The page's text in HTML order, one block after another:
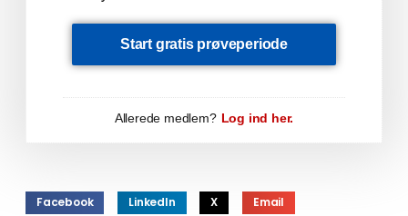
Start gratis prøveperiode
Allerede medlem? Log ind her.
Facebook LinkedIn X Email